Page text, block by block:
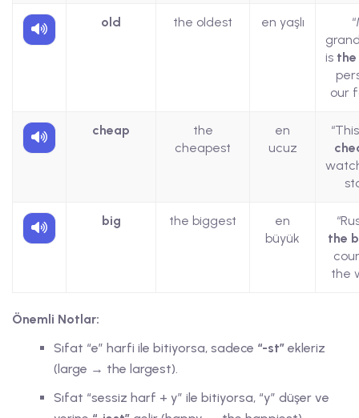
old the oldest en yaşlı
is
our
cheap
the
cheapest
en
ucuz
big the biggest
en
büyük
the
the
Önemli Notlar:
Sıfat “e” harfi ile bitiyorsa, sadece “-st” ekleriz
(large → the largest).
Sıfat “sessiz harf + y” ile bitiyorsa, “y” düşer ve